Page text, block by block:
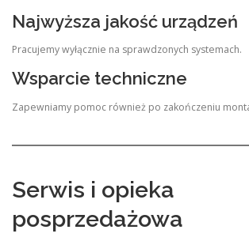
Najwyższa jakość urządzeń
Pracujemy wyłącznie na sprawdzonych systemach.
Wsparcie techniczne
Zapewniamy pomoc również po zakończeniu
Serwis i opieka
posprzedażowa